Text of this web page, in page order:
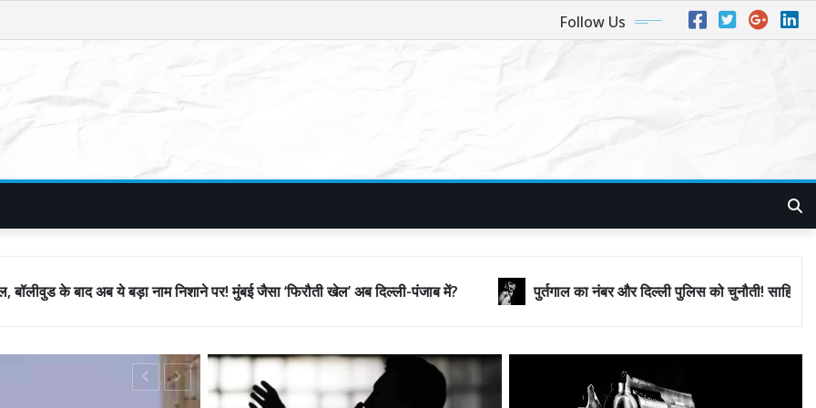
Follow Us
नाम निशाने पर! मुंबई जैसा ‘फिरौती खेल’ अब दिल्ली-पंजाब में? पुर्तगाल का नंबर और दिल्ली पुलिस को चुनौती! साहिल लूथरा मामले में विदेशी